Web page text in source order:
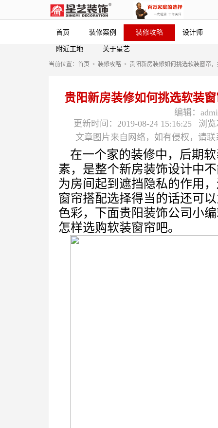
首页 装修案例 装修攻略 设计师
附近工地 关于星艺
当前位置： 首页 > 装修攻略 > 贵阳新房装修如何挑选软装窗帘
贵阳新房装修如何挑选软装
编辑：
更新时间：2019-08-24 15:16:25
浏览
文章图片来自网络，如有侵权，请联
在一个家的装修中，后期
素，是整个新房装饰设计中
为房间起到遮挡隐私的作用
窗帘搭配选择得当的话还可
色彩，下面贵阳装饰公司小
怎样选购软装窗帘吧。